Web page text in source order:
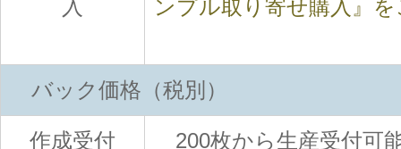
入
ンプル取り寄せ購入』
バック価格（税別）
作成受付 200枚から生産受付可